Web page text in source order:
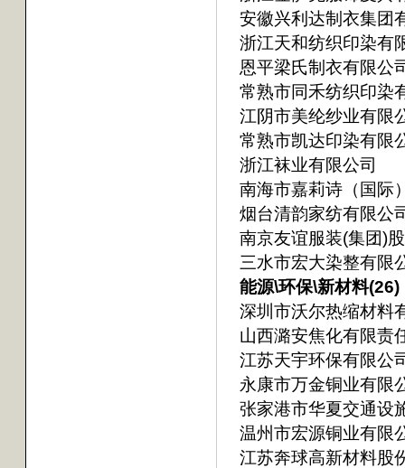
安徽兴利达制衣集团
浙江天和纺织印染有
恩平梁氏制衣有限公
常熟市同禾纺织印染
江阴市美纶纱业有限
常熟市凯达印染有限
浙江袜业有限公司
南海市嘉莉诗（国际
烟台清韵家纺有限公
南京友谊服装(集团)
三水市宏大染整有限
能源\环保\新材料(26)
深圳市沃尔热缩材料
山西潞安焦化有限责
江苏天宇环保有限公
永康市万金铜业有限
张家港市华夏交通设
温州市宏源铜业有限
江苏奔球高新材料股